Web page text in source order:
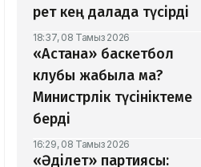
рет кең далада түсірді
18:37, 08 Тамыз 2026
«Астана» баскетбол
клубы жабыла ма?
Министрлік түсініктеме
берді
16:29, 08 Тамыз 2026
«Әділет» партиясы: